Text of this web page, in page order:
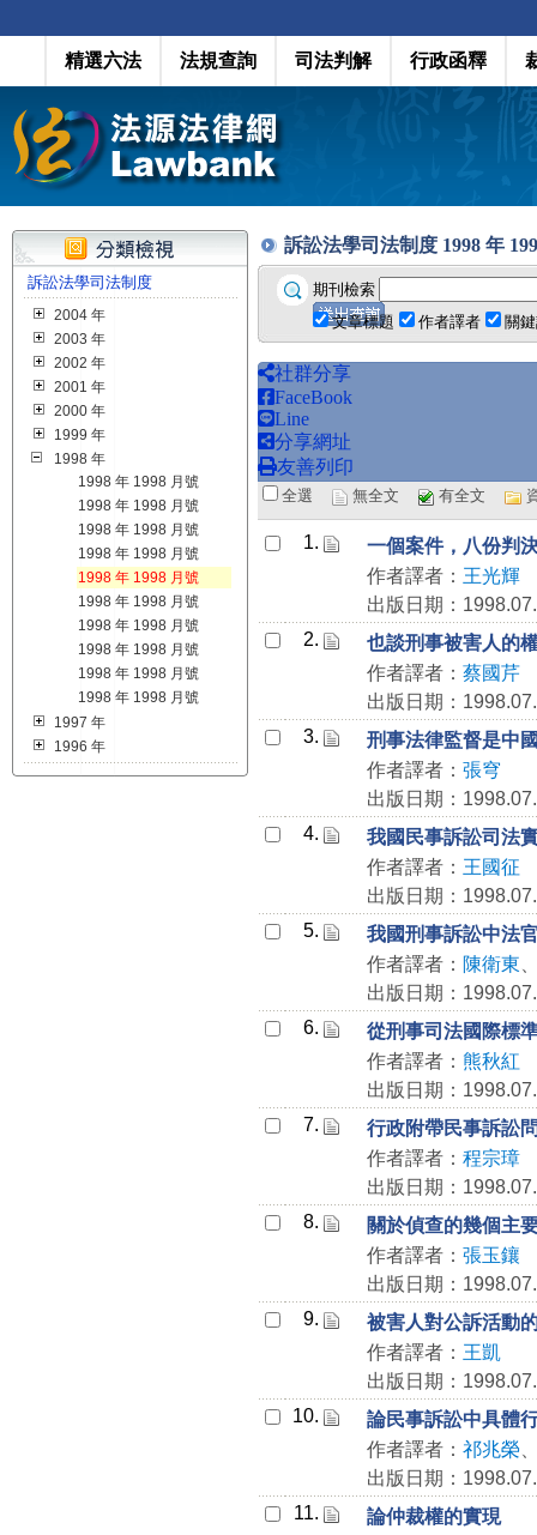
精選六法 法規查詢 司法判解 行政函釋
訴訟法學司法制度
2004 年
2003 年
2002 年
2001 年
2000 年
1999 年
1998 年
1998 年 1998 月號
1998 年 1998 月號
1998 年 1998 月號
1998 年 1998 月號
1998 年 1998 月號
1998 年 1998 月號
1998 年 1998 月號
1998 年 1998 月號
1998 年 1998 月號
1998 年 1998 月號
1997 年
1996 年
訴訟法學司法制度 1998 年
期刊檢索
文章標題
作者譯者 關
社群分享
FaceBook
Line
分享網址
友善列印
全選 無全文 有全文
1.
一個案件，八份判
作者譯者： 王光輝
出版日期：
2.
也談刑事被害人的
作者譯者： 蔡國芹
出版日期：
3.
刑事法律監督是中
作者譯者： 張穹
出版日期：
4.
我國民事訴訟司法
作者譯者： 王國征
出版日期：
5.
我國刑事訴訟中法
作者譯者： 陳衛東
出版日期：
6.
從刑事司法國際標
作者譯者： 熊秋紅
出版日期：
7.
行政附帶民事訴訟
作者譯者： 程宗璋
出版日期：
8.
關於偵查的幾個主
作者譯者： 張玉鑲
出版日期：
9.
被害人對公訴活動
作者譯者： 王凱
出版日期：
10.
論民事訴訟中具體
作者譯者： 祁兆榮
出版日期：
11.
論仲裁權的實現